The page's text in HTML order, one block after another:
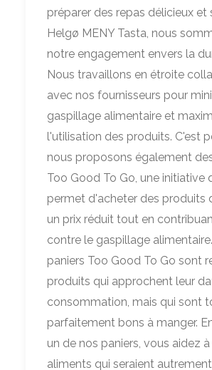
préparer des repas délicieux et
Helgø MENY Tasta, nous
notre engagement envers la
Nous travaillons en étroite
avec nos fournisseurs pour
gaspillage alimentaire et
l'utilisation des produits. C'est
nous proposons également
Too Good To Go, une initiative
permet d'acheter des produits
un prix réduit tout en
contre le gaspillage
paniers Too Good To Go sont
produits qui approchent leur
consommation, mais qui sont
parfaitement bons à manger.
un de nos paniers, vous aidez
aliments qui seraient